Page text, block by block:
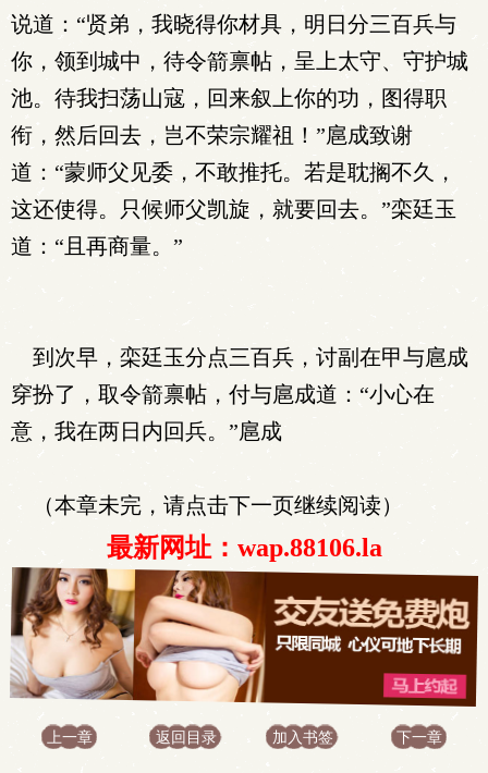
说道：“贤弟，我晓得你材具，明日分三百兵与
你，领到城中，待令箭禀帖，呈上太守、守护城
池。待我扫荡山寇，回来叙上你的功，图得职
衔，然后回去，岂不荣宗耀祖！”扈成致谢
道：“蒙师父见委，不敢推托。若是耽搁不久，
这还使得。只候师父凯旋，就要回去。”栾廷玉
道：“且再商量。”
到次早，栾廷玉分点三百兵，讨副在甲与扈成
穿扮了，取令箭禀帖，付与扈成道：“小心在
意，我在两日内回兵。”扈成
（本章未完，请点击下一页继续阅读）
最新网址：wap.88106.la
上一章 返回目录 加入书签 下一章